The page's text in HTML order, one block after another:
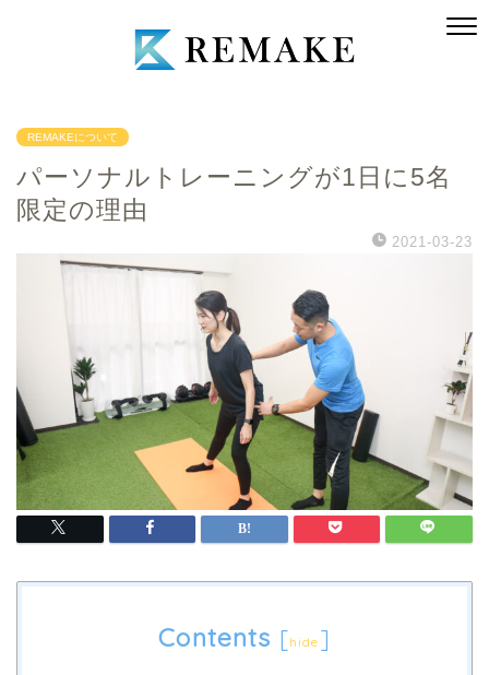
REMAKEについて
パーソナルトレーニングが1日に5名
限定の理由
2021-03-23
Contents [hide ]